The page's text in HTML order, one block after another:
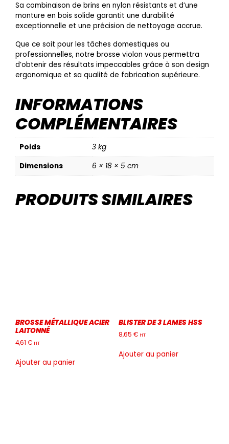
Sa combinaison de brins en nylon résistants et d’une
monture en bois solide garantit une durabilité
exceptionnelle et une précision de nettoyage accrue.
Que ce soit pour les tâches domestiques ou
professionnelles, notre brosse violon vous permettra
d’obtenir des résultats impeccables grâce à son design
ergonomique et sa qualité de fabrication supérieure.
INFORMATIONS
COMPLÉMENTAIRES
Poids
3 kg
Dimensions
6 × 18 × 5 cm
PRODUITS SIMILAIRES
BROSSE MÉTALLIQUE ACIER
LAITONNÉ
4,61 € HT
Ajouter au panier
BLISTER DE 3 LAMES HSS
8,65 € HT
Ajouter au panier